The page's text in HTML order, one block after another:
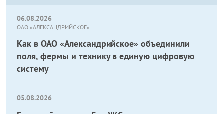
06.08.2026
ОАО «АЛЕКСАНДРИЙСКОЕ»
Как в ОАО «Александрийское» объединили
поля, фермы и технику в единую цифровую
систему
05.08.2026